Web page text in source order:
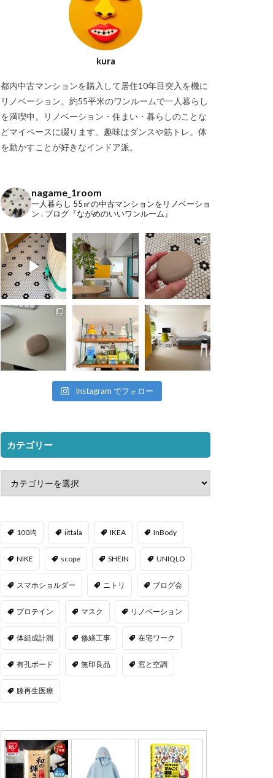
kura
都内中古マンションを購入して居住10年目突入を機に
リノベーション。約55平米のワンルームで一人暮らし
を満喫中。リノベーション・住まい・暮らしのことな
どマイペースに綴ります。趣味はダンスや筋トレ。体
を動かすことが好きなインドア派。
nagame_1room
一人暮らし 55㎡の中古マンションをリノベーショ
ン . ブログ『ながめのいいワンルーム』
Instagram でフォロー
カテゴリー
100均 iittala IKEA InBody
NIKE scope SHEIN UNIQLO
スマホショルダー ニトリ ブログ会
プロテイン マスク リノベーション
体組成計測 修繕工事 在宅ワーク
有孔ボード 無印良品 窓と空調
膝再生医療